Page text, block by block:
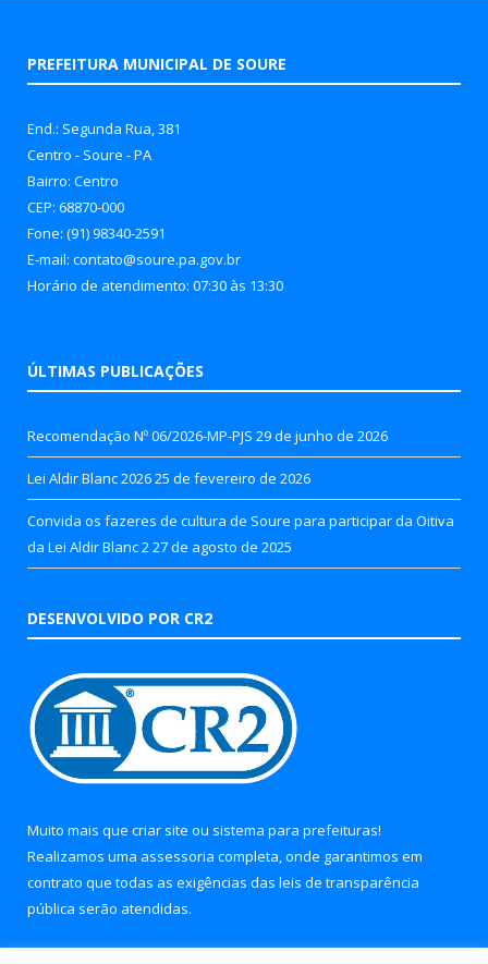
PREFEITURA MUNICIPAL DE SOURE
End.: Segunda Rua, 381
Centro - Soure - PA
Bairro: Centro
CEP: 68870-000
Fone: (91) 98340-2591
E-mail: contato@soure.pa.gov.br
Horário de atendimento: 07:30 às 13:30
ÚLTIMAS PUBLICAÇÕES
Recomendação Nº 06/2026-MP-PJS 29 de junho de 2026
Lei Aldir Blanc 202625 de fevereiro de 2026
Convida os fazeres de cultura de Soure para participar da Oitiva
da Lei Aldir Blanc 2 27 de agosto de 2025
DESENVOLVIDO POR CR2
Muito mais que criar site ou sistema para prefeituras!
Realizamos uma assessoria completa, onde garantimos em
contrato que todas as exigências das leis de transparência
pública serão atendidas.